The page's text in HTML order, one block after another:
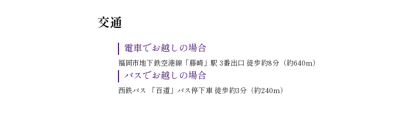
交通
電車でお越しの場合
福岡市地下鉄空港線「藤崎」駅 3番出口 徒歩約8分（約640ｍ）
バスでお越しの場合
西鉄バス 「百道」バス停下車 徒歩約3分（約240ｍ）